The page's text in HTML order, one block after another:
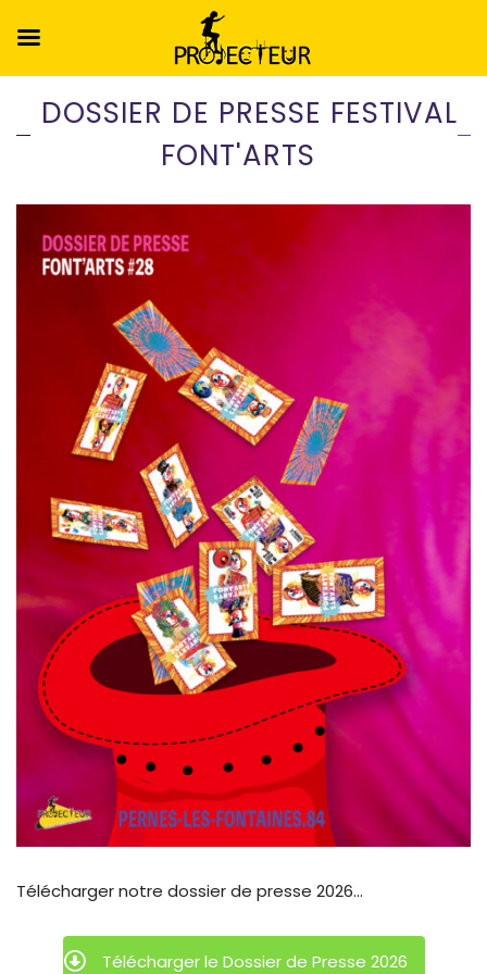
DOSSIER DE PRESSE FESTIVAL
FONT'ARTS
Télécharger notre dossier de presse 2026...
Télécharger le Dossier de Presse 2026